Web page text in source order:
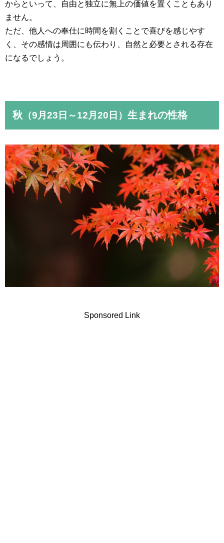
からといって、自由と独立に無上の価値を置くこともあり
ません。
ただ、他人への奉仕に時間を割くことで喜びを感じやす
く、その感情は周囲にも伝わり、自然と必要とされる存在
になるでしょう。
秋 （9月23日～12月20日） 生まれの性格
Sponsored Link